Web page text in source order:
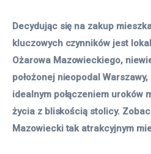
Więcej
Decydując się na zakup
kluczowych czynników jest
Ożarowa Mazowieckiego,
położonej nieopodal
idealnym połączeniem uroków
życia z bliskością stolicy.
Mazowiecki tak atrakcyjnym